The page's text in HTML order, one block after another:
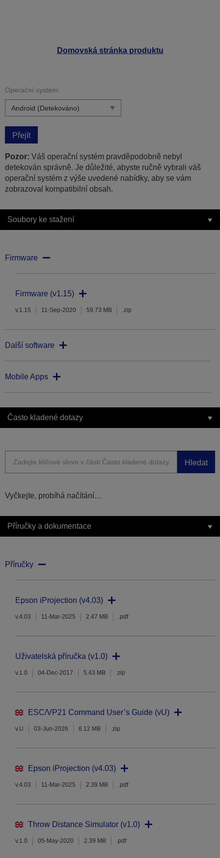
Domovská stránka produktu
Operační systém:
Přejít
Pozor: Váš operační systém pravděpodobně nebyl
detekován správně. Je důležité, abyste ručně vybrali váš
operační systém z výše uvedené nabídky, aby se vám
zobrazoval kompatibilní obsah.
Soubory ke stažení
Firmware
Firmware (v1.15)
v.1.15 11-Sep-2020 59.73 MB .zip
Další software
Mobile Apps
Často kladené dotazy
Hledat
Vyčkejte, probíhá načítání…
Příručky a dokumentace
Příručky
Epson iProjection (v4.03)
v.4.03 11-Mar-2025 2.47 MB .pdf
Uživatelská příručka (v1.0)
v.1.0 04-Dec-2017 5.43 MB .zip
ESC/VP21 Command User’s Guide (vU)
v.U 03-Jun-2026 6.12 MB .zip
Epson iProjection (v4.03)
v.4.03 11-Mar-2025 2.39 MB .pdf
Throw Distance Simulator (v1.0)
v.1.0 05-May-2020 2.39 MB .pdf